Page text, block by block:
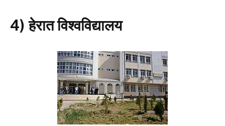
4) हेरात विश्वविद्यालय